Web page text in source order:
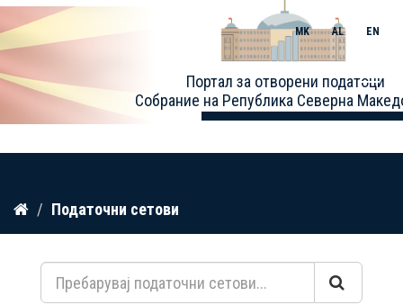
Прескокнете
содржина
Портал за отворени податоци
Собрание на Република Северна
MK AL EN
Toggle
Податочни сетови